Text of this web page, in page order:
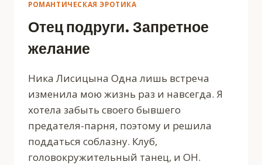
РОМАНТИЧЕСКАЯ ЭРОТИКА
Отец подруги. Запретное
желание
Ника Лисицына Одна лишь встреча
изменила мою жизнь раз и навсегда. Я
хотела забыть своего бывшего
предателя-парня, поэтому и решила
поддаться соблазну. Клуб,
головокружительный танец, и ОН.